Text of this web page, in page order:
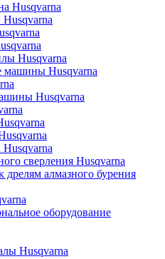
Husqvarna
Husqvarna
машины Husqvarna
Husqvarna
сверления Husqvarna
дрелям алмазного бурения
оборудование
Husqvarna